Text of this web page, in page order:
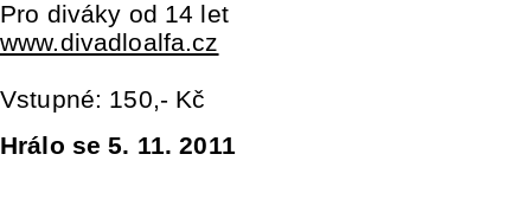
Pro diváky od 14 let
www.divadloalfa.cz
Vstupné: 150,- Kč
Hrálo se 5. 11. 2011